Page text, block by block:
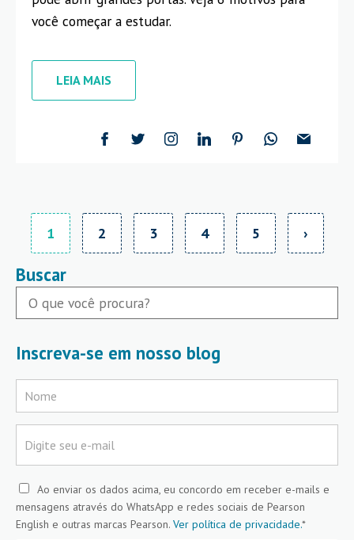
você começar a estudar.
LEIA MAIS
1 2 3 4 5 ›
Buscar
Inscreva-se em nosso blog
Ao enviar os dados acima, eu concordo em receber e-mails e
mensagens através do WhatsApp e redes sociais de Pearson
English e outras marcas Pearson. Ver política de privacidade.*